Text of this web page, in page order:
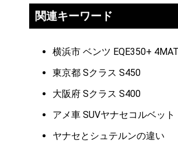
関連キーワード
横浜市 ベンツ EQE350+
東京都 Sクラス S450
大阪府 Sクラス S400
アメ車 SUVヤナセコルベット
ヤナセとシュテルンの違い